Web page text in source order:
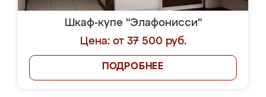
Шкаф-купе "Элафонисси"
Цена: от 37 500 руб.
ПОДРОБНЕЕ